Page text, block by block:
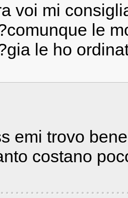
voi mi
le
le ho
emi trovo
costano